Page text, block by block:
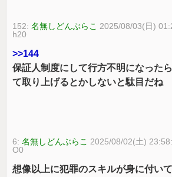
152:名無しどんぶらこ 2025/08/03(日)
h20
>>144
保証人制度にして行方不明になった
て取り上げるとかしないと駄目だね
6:名無しどんぶらこ 2025/08/02(土)
O0
想像以上に犯罪のスキルが身に付い